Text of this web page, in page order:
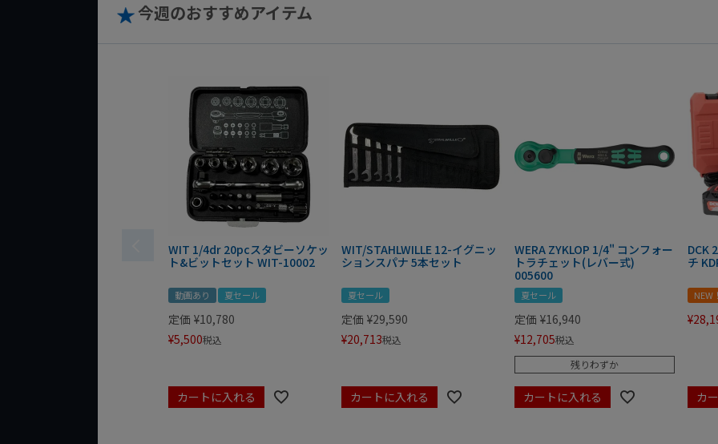
今週のおすすめアイテム
WIT 1/4dr 20pcスタビーソケッ
ト&ビットセット WIT-10002
動画あり 夏セール
定価 ¥10,780
¥5,500税込
カートに入れる
WIT/STAHLWILLE 12-イグニッ
ションスパナ 5本セット
夏セール
定価 ¥29,590
¥20,713税込
カートに入れる
WERA ZYKLOP 1/4" コンフォー
トラチェット(レバー式)
005600
夏セール
定価 ¥16,940
¥12,705税込
残りわずか
カートに入れる
DCK
チ
NEW！
¥
カ